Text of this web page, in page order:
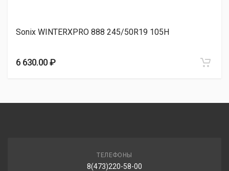
Pirelli Ice Zero FR 245/50R19 105H
Ikon Tyres AUTOGRAPH SNOW 5 SUV 245/50R19 105R
Sonix WINTERXPRO 888 245/50R19 105H
6 630.00 ₽
ТЕЛЕФОНЫ
8(473)220-58-00